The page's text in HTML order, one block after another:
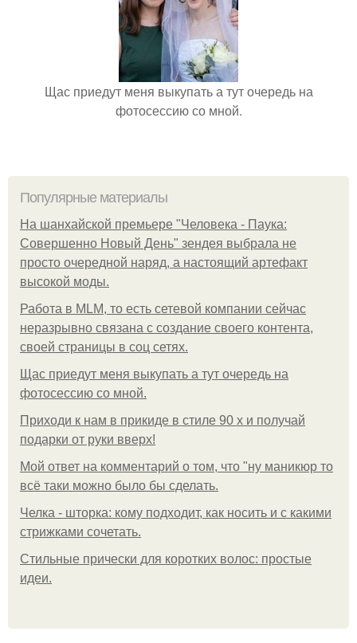
Щас приедут меня выкупать а тут очередь на
фотосессию со мной.
Популярные материалы
На шанхайской премьере "Человека - Паука:
Совершенно Новый День" зендея выбрала не
просто очередной наряд, а настоящий артефакт
высокой моды.
Работа в MLM, то есть сетевой компании сейчас
неразрывно связана с создание своего контента,
своей страницы в соц сетях.
Щас приедут меня выкупать а тут очередь на
фотосессию со мной.
Приходи к нам в прикиде в стиле 90 х и получай
подарки от руки вверх!
Мой ответ на комментарий о том, что "ну маникюр то
всё таки можно было бы сделать.
Челка - шторка: кому подходит, как носить и с какими
стрижками сочетать.
Стильные прически для коротких волос: простые
идеи.